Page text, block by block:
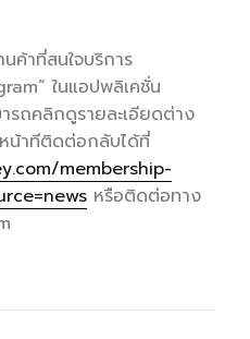
ค้าที่สนใจบริการ
ในแอปพลิเคชั่น
ถคลิกดูรายละเอียดต่าง
หน้าทีติดต่อกลับได้ที่
membership-
หรือติดต่อทาง